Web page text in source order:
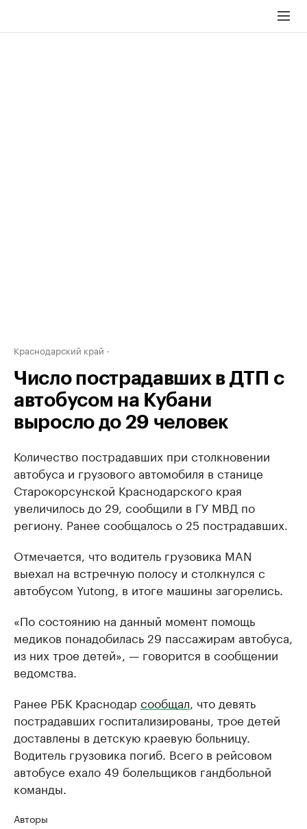
Краснодарский край
Число пострадавших в ДТП с
автобусом на Кубани
выросло до 29 человек
Количество пострадавших при столкновении
автобуса и грузового автомобиля в станице
Старокорсунской Краснодарского края
увеличилось до 29, сообщили в ГУ МВД по
региону. Ранее сообщалось о 25 пострадавших.
Отмечается, что водитель грузовика MAN
выехал на встречную полосу и столкнулся с
автобусом Yutong, в итоге машины загорелись.
«По состоянию на данный момент помощь
медиков понадобилась 29 пассажирам автобуса,
из них трое детей», — говорится в сообщении
ведомства.
Ранее РБК Краснодар сообщал , что девять
пострадавших госпитализированы, трое детей
доставлены в детскую краевую больницу.
Водитель грузовика погиб. Всего в рейсовом
автобусе ехало 49 болельщиков гандбольной
команды.
Авторы